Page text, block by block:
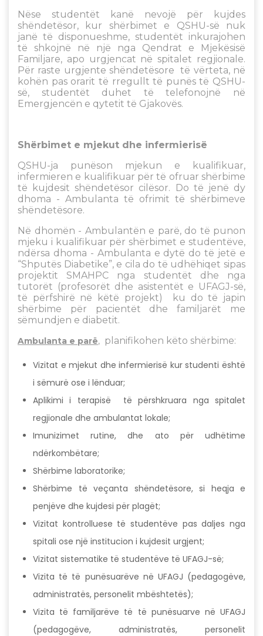
Nëse studentët kanë nevojë për kujdes
shëndetësor, kur shërbimet e QSHU-së nuk
janë të disponueshme, studentët inkurajohen
të shkojnë në një nga Qendrat e Mjekësisë
Familjare, apo urgjencat në spitalet regjionale.
Për raste urgjente shëndetësore të vërteta, në
kohën pas orarit të rregullt të punës të QSHU-
së, studentët duhet të telefonojnë në
Emergjencën e qytetit të Gjakovës.
Shërbimet e mjekut dhe infermierisë
QSHU-ja punëson mjekun e kualifikuar,
infermieren e kualifikuar për të ofruar shërbime
të kujdesit shëndetësor cilësor. Do të jenë dy
dhoma - Ambulanta të ofrimit të shërbimeve
shëndetësore.
Në dhomën - Ambulantën e parë, do të punon
mjeku i kualifikuar për shërbimet e studentëve,
ndërsa dhoma - Ambulanta e dytë do të jetë e
“Shputës Diabetike”, e cila do të udhëhiqet sipas
projektit SMAHPC nga studentët dhe nga
tutorët (profesorët dhe asistentët e UFAGJ-së,
të përfshirë në këtë projekt) ku do të japin
shërbime për pacientët dhe familjarët me
sëmundjen e diabetit.
Ambulanta e parë, planifikohen këto shërbime:
Vizitat e mjekut dhe infermierisë kur studenti është
i sëmurë ose i lënduar;
Aplikimi i terapisë të përshkruara nga spitalet
regjionale dhe ambulantat lokale;
Imunizimet rutine, dhe ato për udhëtime
ndërkombëtare;
Shërbime laboratorike;
Shërbime të veçanta shëndetësore, si heqja e
penjëve dhe kujdesi për plagët;
Vizitat kontrolluese të studentëve pas daljes nga
spitali ose një institucion i kujdesit urgjent;
Vizitat sistematike të studentëve të UFAGJ-së;
Vizita të të punësuarëve në UFAGJ (pedagogëve,
administratës, personelit mbështetës);
Vizita të familjarëve të të punësuarve në UFAGJ
(pedagogëve, administratës, personelit